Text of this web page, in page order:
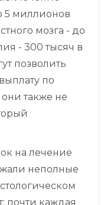
5 миллионов
мозга - до
- 300 тысяч в
позволить
по
также не
на лечение
неполные
почти каждая